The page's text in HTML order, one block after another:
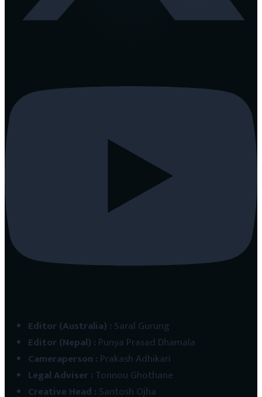
Editor (Australia) : Saral Gurung
Editor (Nepal) : Punya Prasad Dhamala
Cameraperson : Prakash Adhikari
Legal Adviser: Tonnou Ghothane
Creative Head : Santosh Ojha